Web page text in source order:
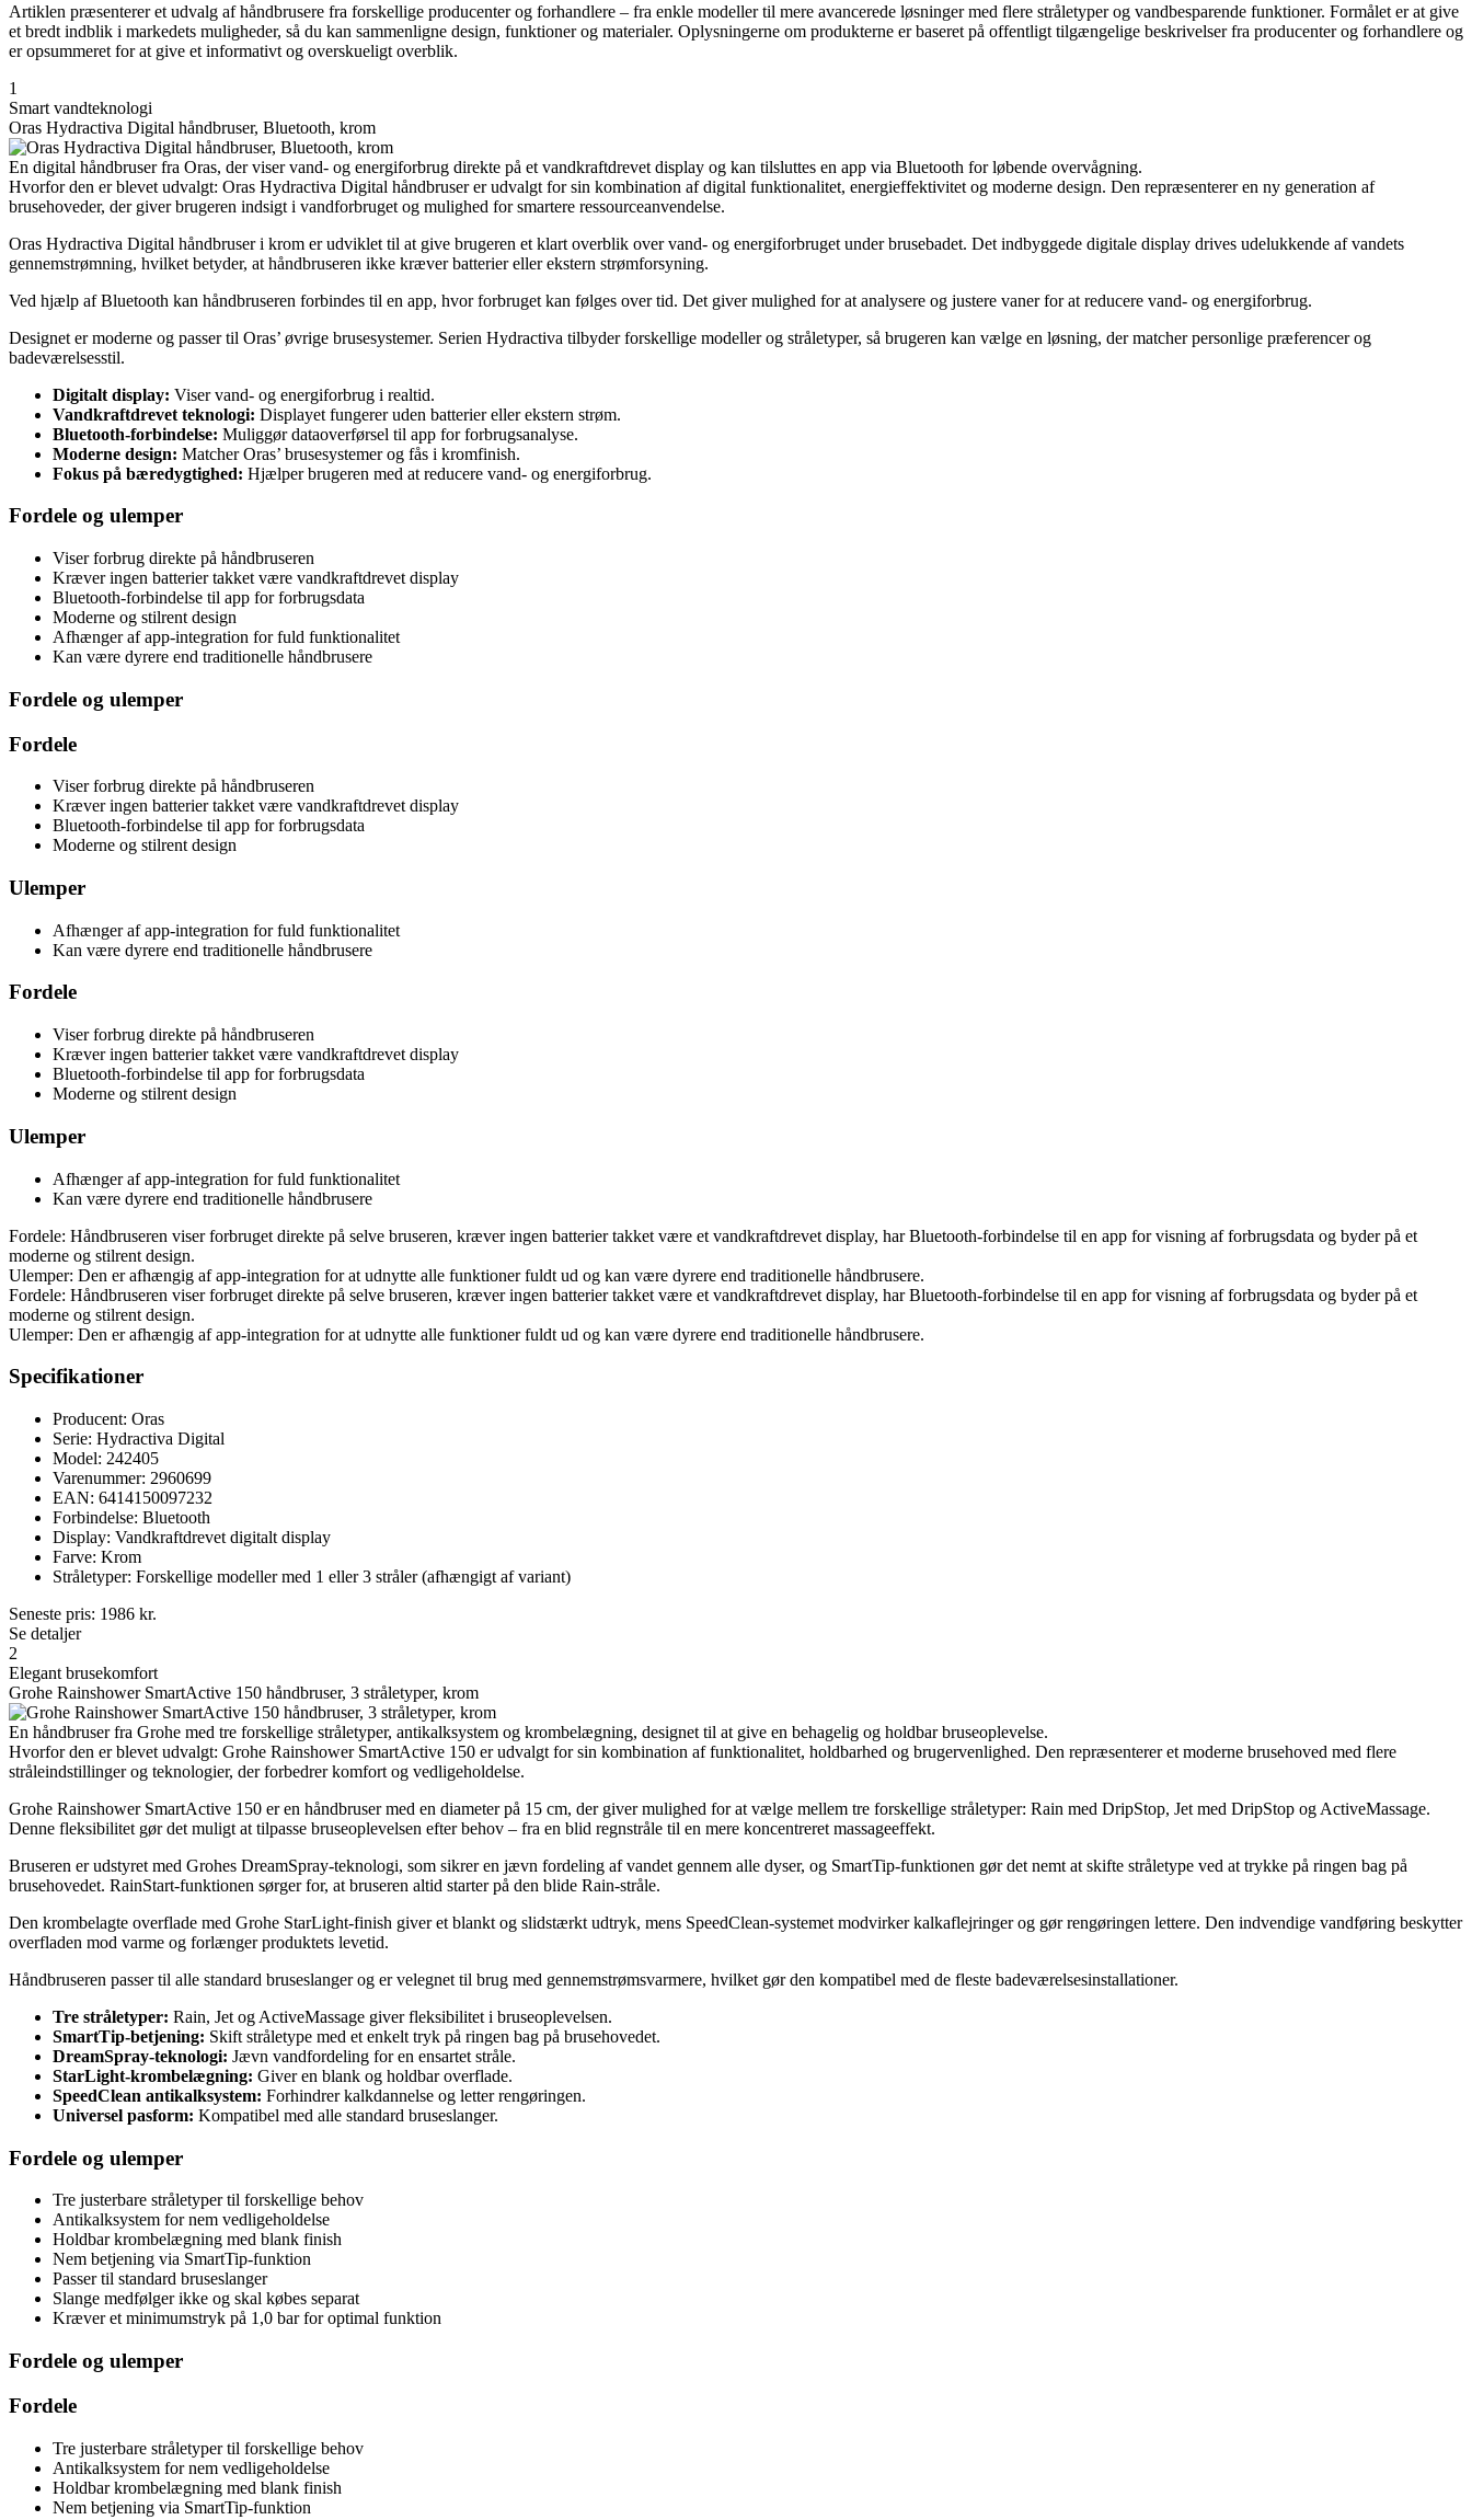
Artiklen præsenterer et udvalg af håndbrusere fra forskellige producenter og forhandlere – fra enkle modeller til mere avancerede løsninger med flere stråletyper og vandbesparende funktioner. Formålet er at give
et bredt indblik i markedets muligheder, så du kan sammenligne design, funktioner og materialer. Oplysningerne om produkterne er baseret på offentligt tilgængelige beskrivelser fra producenter og forhandlere og
er opsummeret for at give et informativt og overskueligt overblik.
1
Smart vandteknologi
Oras Hydractiva Digital håndbruser, Bluetooth, krom
En digital håndbruser fra Oras, der viser vand- og energiforbrug direkte på et vandkraftdrevet display og kan tilsluttes en app via Bluetooth for løbende overvågning.
Hvorfor den er blevet udvalgt: Oras Hydractiva Digital håndbruser er udvalgt for sin kombination af digital funktionalitet, energieffektivitet og moderne design. Den repræsenterer en ny generation af
brusehoveder, der giver brugeren indsigt i vandforbruget og mulighed for smartere ressourceanvendelse.
Oras Hydractiva Digital håndbruser i krom er udviklet til at give brugeren et klart overblik over vand- og energiforbruget under brusebadet. Det indbyggede digitale display drives udelukkende af vandets
gennemstrømning, hvilket betyder, at håndbruseren ikke kræver batterier eller ekstern strømforsyning.
Ved hjælp af Bluetooth kan håndbruseren forbindes til en app, hvor forbruget kan følges over tid. Det giver mulighed for at analysere og justere vaner for at reducere vand- og energiforbrug.
Designet er moderne og passer til Oras’ øvrige brusesystemer. Serien Hydractiva tilbyder forskellige modeller og stråletyper, så brugeren kan vælge en løsning, der matcher personlige præferencer og
badeværelsesstil.
Digitalt display: Viser vand- og energiforbrug i realtid.
Vandkraftdrevet teknologi: Displayet fungerer uden batterier eller ekstern strøm.
Bluetooth-forbindelse: Muliggør dataoverførsel til app for forbrugsanalyse.
Moderne design: Matcher Oras’ brusesystemer og fås i kromfinish.
Fokus på bæredygtighed: Hjælper brugeren med at reducere vand- og energiforbrug.
Fordele og ulemper
Viser forbrug direkte på håndbruseren
Kræver ingen batterier takket være vandkraftdrevet display
Bluetooth-forbindelse til app for forbrugsdata
Moderne og stilrent design
Afhænger af app-integration for fuld funktionalitet
Kan være dyrere end traditionelle håndbrusere
Fordele og ulemper
Fordele
Viser forbrug direkte på håndbruseren
Kræver ingen batterier takket være vandkraftdrevet display
Bluetooth-forbindelse til app for forbrugsdata
Moderne og stilrent design
Ulemper
Afhænger af app-integration for fuld funktionalitet
Kan være dyrere end traditionelle håndbrusere
Fordele
Viser forbrug direkte på håndbruseren
Kræver ingen batterier takket være vandkraftdrevet display
Bluetooth-forbindelse til app for forbrugsdata
Moderne og stilrent design
Ulemper
Afhænger af app-integration for fuld funktionalitet
Kan være dyrere end traditionelle håndbrusere
Fordele: Håndbruseren viser forbruget direkte på selve bruseren, kræver ingen batterier takket være et vandkraftdrevet display, har Bluetooth-forbindelse til en app for visning af forbrugsdata og byder på et
moderne og stilrent design.
Ulemper: Den er afhængig af app-integration for at udnytte alle funktioner fuldt ud og kan være dyrere end traditionelle håndbrusere.
Fordele: Håndbruseren viser forbruget direkte på selve bruseren, kræver ingen batterier takket være et vandkraftdrevet display, har Bluetooth-forbindelse til en app for visning af forbrugsdata og byder på et
moderne og stilrent design.
Ulemper: Den er afhængig af app-integration for at udnytte alle funktioner fuldt ud og kan være dyrere end traditionelle håndbrusere.
Specifikationer
Producent: Oras
Serie: Hydractiva Digital
Model: 242405
Varenummer: 2960699
EAN: 6414150097232
Forbindelse: Bluetooth
Display: Vandkraftdrevet digitalt display
Farve: Krom
Stråletyper: Forskellige modeller med 1 eller 3 stråler (afhængigt af variant)
Seneste pris: 1986 kr.
Se detaljer
2
Elegant brusekomfort
Grohe Rainshower SmartActive 150 håndbruser, 3 stråletyper, krom
En håndbruser fra Grohe med tre forskellige stråletyper, antikalksystem og krombelægning, designet til at give en behagelig og holdbar bruseoplevelse.
Hvorfor den er blevet udvalgt: Grohe Rainshower SmartActive 150 er udvalgt for sin kombination af funktionalitet, holdbarhed og brugervenlighed. Den repræsenterer et moderne brusehoved med flere
stråleindstillinger og teknologier, der forbedrer komfort og vedligeholdelse.
Grohe Rainshower SmartActive 150 er en håndbruser med en diameter på 15 cm, der giver mulighed for at vælge mellem tre forskellige stråletyper: Rain med DripStop, Jet med DripStop og ActiveMassage.
Denne fleksibilitet gør det muligt at tilpasse bruseoplevelsen efter behov – fra en blid regnstråle til en mere koncentreret massageeffekt.
Bruseren er udstyret med Grohes DreamSpray-teknologi, som sikrer en jævn fordeling af vandet gennem alle dyser, og SmartTip-funktionen gør det nemt at skifte stråletype ved at trykke på ringen bag på
brusehovedet. RainStart-funktionen sørger for, at bruseren altid starter på den blide Rain-stråle.
Den krombelagte overflade med Grohe StarLight-finish giver et blankt og slidstærkt udtryk, mens SpeedClean-systemet modvirker kalkaflejringer og gør rengøringen lettere. Den indvendige vandføring beskytter
overfladen mod varme og forlænger produktets levetid.
Håndbruseren passer til alle standard bruseslanger og er velegnet til brug med gennemstrømsvarmere, hvilket gør den kompatibel med de fleste badeværelsesinstallationer.
Tre stråletyper: Rain, Jet og ActiveMassage giver fleksibilitet i bruseoplevelsen.
SmartTip-betjening: Skift stråletype med et enkelt tryk på ringen bag på brusehovedet.
DreamSpray-teknologi: Jævn vandfordeling for en ensartet stråle.
StarLight-krombelægning: Giver en blank og holdbar overflade.
SpeedClean antikalksystem: Forhindrer kalkdannelse og letter rengøringen.
Universel pasform: Kompatibel med alle standard bruseslanger.
Fordele og ulemper
Tre justerbare stråletyper til forskellige behov
Antikalksystem for nem vedligeholdelse
Holdbar krombelægning med blank finish
Nem betjening via SmartTip-funktion
Passer til standard bruseslanger
Slange medfølger ikke og skal købes separat
Kræver et minimumstryk på 1,0 bar for optimal funktion
Fordele og ulemper
Fordele
Tre justerbare stråletyper til forskellige behov
Antikalksystem for nem vedligeholdelse
Holdbar krombelægning med blank finish
Nem betjening via SmartTip-funktion